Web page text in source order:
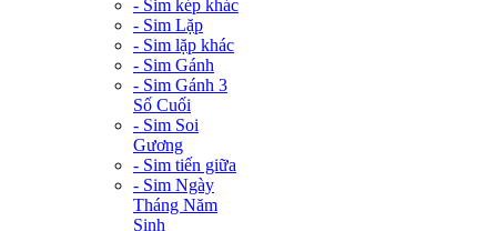
- Sim kép khác
- Sim Lặp
- Sim lặp khác
- Sim Gánh
- Sim Gánh 3
Số Cuối
- Sim Soi
Gương
- Sim tiến giữa
- Sim Ngày
Tháng Năm
Sinh